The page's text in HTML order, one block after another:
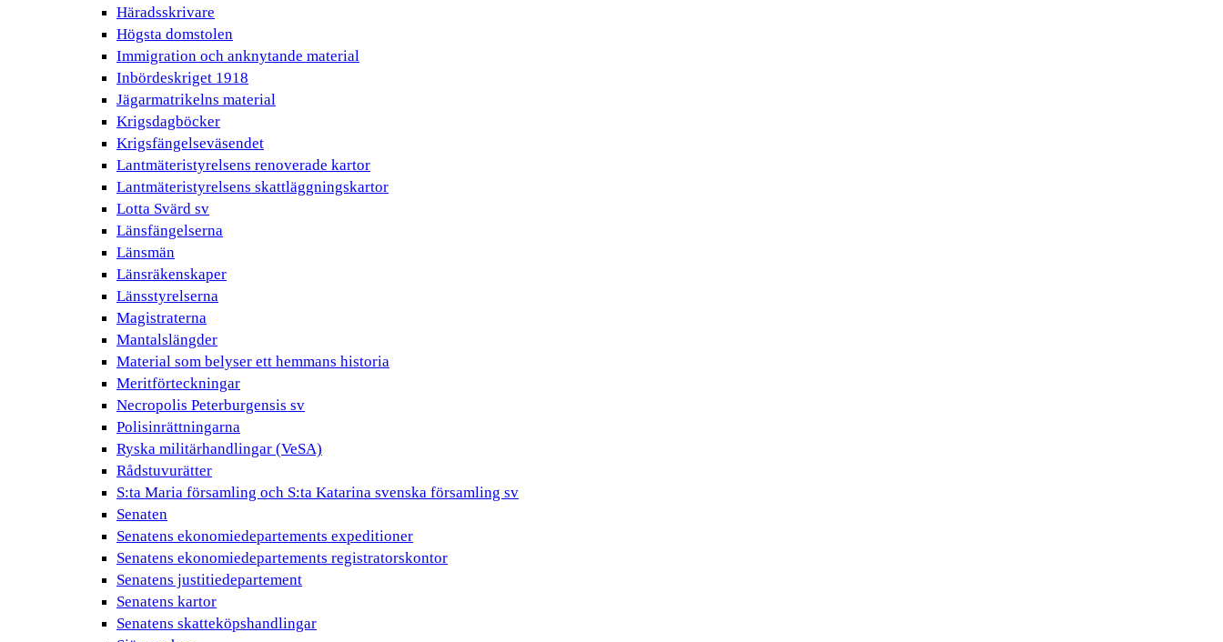
Häradsskrivare
Högsta domstolen
Immigration och anknytande material
Inbördeskriget 1918
Jägarmatrikelns material
Krigsdagböcker
Krigsfängelseväsendet
Lantmäteristyrelsens renoverade kartor
Lantmäteristyrelsens skattläggningskartor
Lotta Svärd sv
Länsfängelserna
Länsmän
Länsräkenskaper
Länsstyrelserna
Magistraterna
Mantalslängder
Material som belyser ett hemmans historia
Meritförteckningar
Necropolis Peterburgensis sv
Polisinrättningarna
Ryska militärhandlingar (VeSA)
Rådstuvurätter
S:ta Maria församling och S:ta Katarina svenska församling sv
Senaten
Senatens ekonomiedepartements expeditioner
Senatens ekonomiedepartements registratorskontor
Senatens justitiedepartement
Senatens kartor
Senatens skatteköpshandlingar